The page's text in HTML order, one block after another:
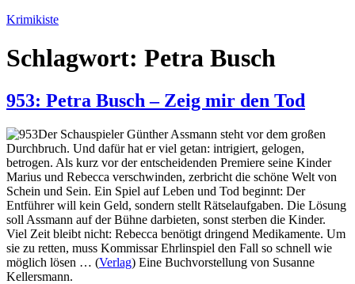
Zum
springen
Krimikiste
Schlagwort: Petra Busch
953: Petra Busch – Zeig mir den Tod
Der Schauspieler Günther Assmann steht vor dem großen
Durchbruch. Und dafür hat er viel getan: intrigiert, gelogen,
betrogen. Als kurz vor der entscheidenden Premiere seine Kinder
Marius und Rebecca verschwinden, zerbricht die schöne Welt von
Schein und Sein. Ein Spiel auf Leben und Tod beginnt: Der
Entführer will kein Geld, sondern stellt Rätselaufgaben. Die Lösung
soll Assmann auf der Bühne darbieten, sonst sterben die Kinder.
Viel Zeit bleibt nicht: Rebecca benötigt dringend Medikamente. Um
sie zu retten, muss Kommissar Ehrlinspiel den Fall so schnell wie
möglich lösen … (Verlag) Eine Buchvorstellung von Susanne
Kellersmann.